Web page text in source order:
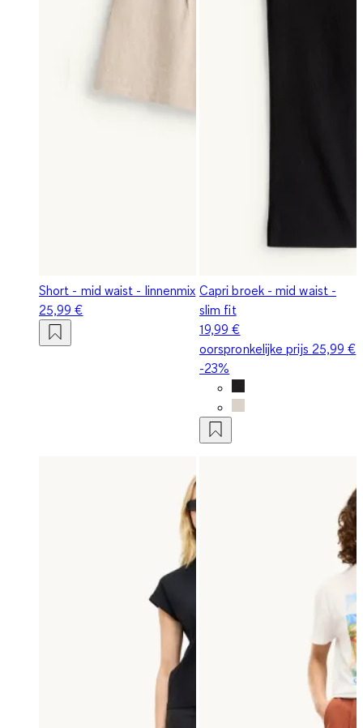
Short - mid waist - linnenmix
25,99 €
Capri broek - mid waist -
slim fit
19,99 €
oorspronkelijke prijs 25,99 €
-23%